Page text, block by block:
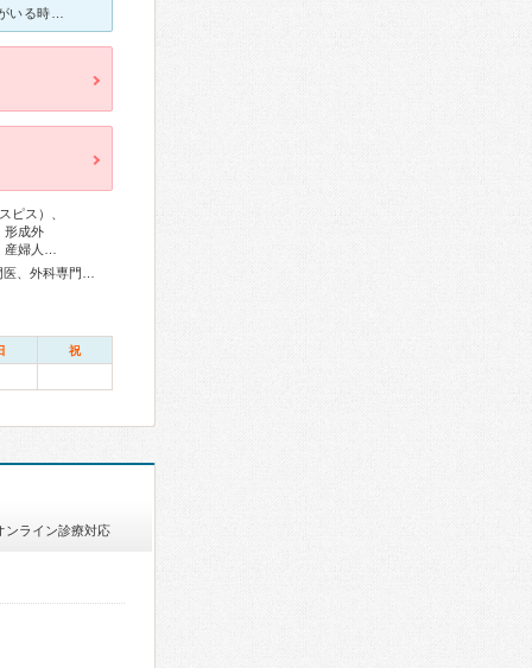
ピス）、
形成外
産婦人…
祝
ンライン診療対応